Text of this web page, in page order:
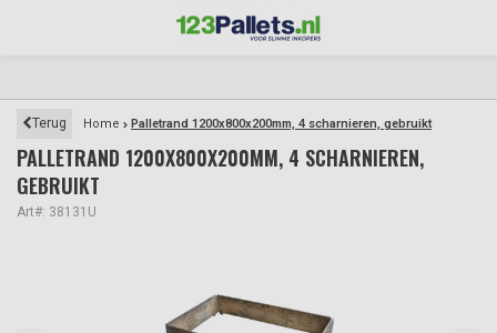
Terug Home Palletrand 1200x800x200mm, 4 scharnieren, gebruikt
PALLETRAND 1200X800X200MM, 4 SCHARNIEREN,
GEBRUIKT
Art#: 38131U